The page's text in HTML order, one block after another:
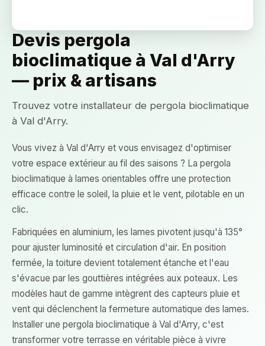
Devis pergola
bioclimatique à Val d'Arry
— prix & artisans
Trouvez votre installateur de pergola bioclimatique
à Val d'Arry.
Vous vivez à Val d'Arry et vous envisagez d'optimiser
votre espace extérieur au fil des saisons ? La pergola
bioclimatique à lames orientables offre une protection
efficace contre le soleil, la pluie et le vent, pilotable en un
clic.
Fabriquées en aluminium, les lames pivotent jusqu'à 135°
pour ajuster luminosité et circulation d'air. En position
fermée, la toiture devient totalement étanche et l'eau
s'évacue par les gouttières intégrées aux poteaux. Les
modèles haut de gamme intègrent des capteurs pluie et
vent qui déclenchent la fermeture automatique des lames.
Installer une pergola bioclimatique à Val d'Arry, c'est
transformer votre terrasse en véritable pièce à vivre